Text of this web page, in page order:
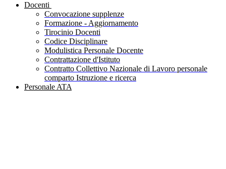
Docenti
Convocazione supplenze
Formazione - Aggiornamento
Tirocinio Docenti
Codice Disciplinare
Modulistica Personale Docente
Contrattazione d'Istituto
Contratto Collettivo Nazionale di Lavoro personale
comparto Istruzione e ricerca
Personale ATA